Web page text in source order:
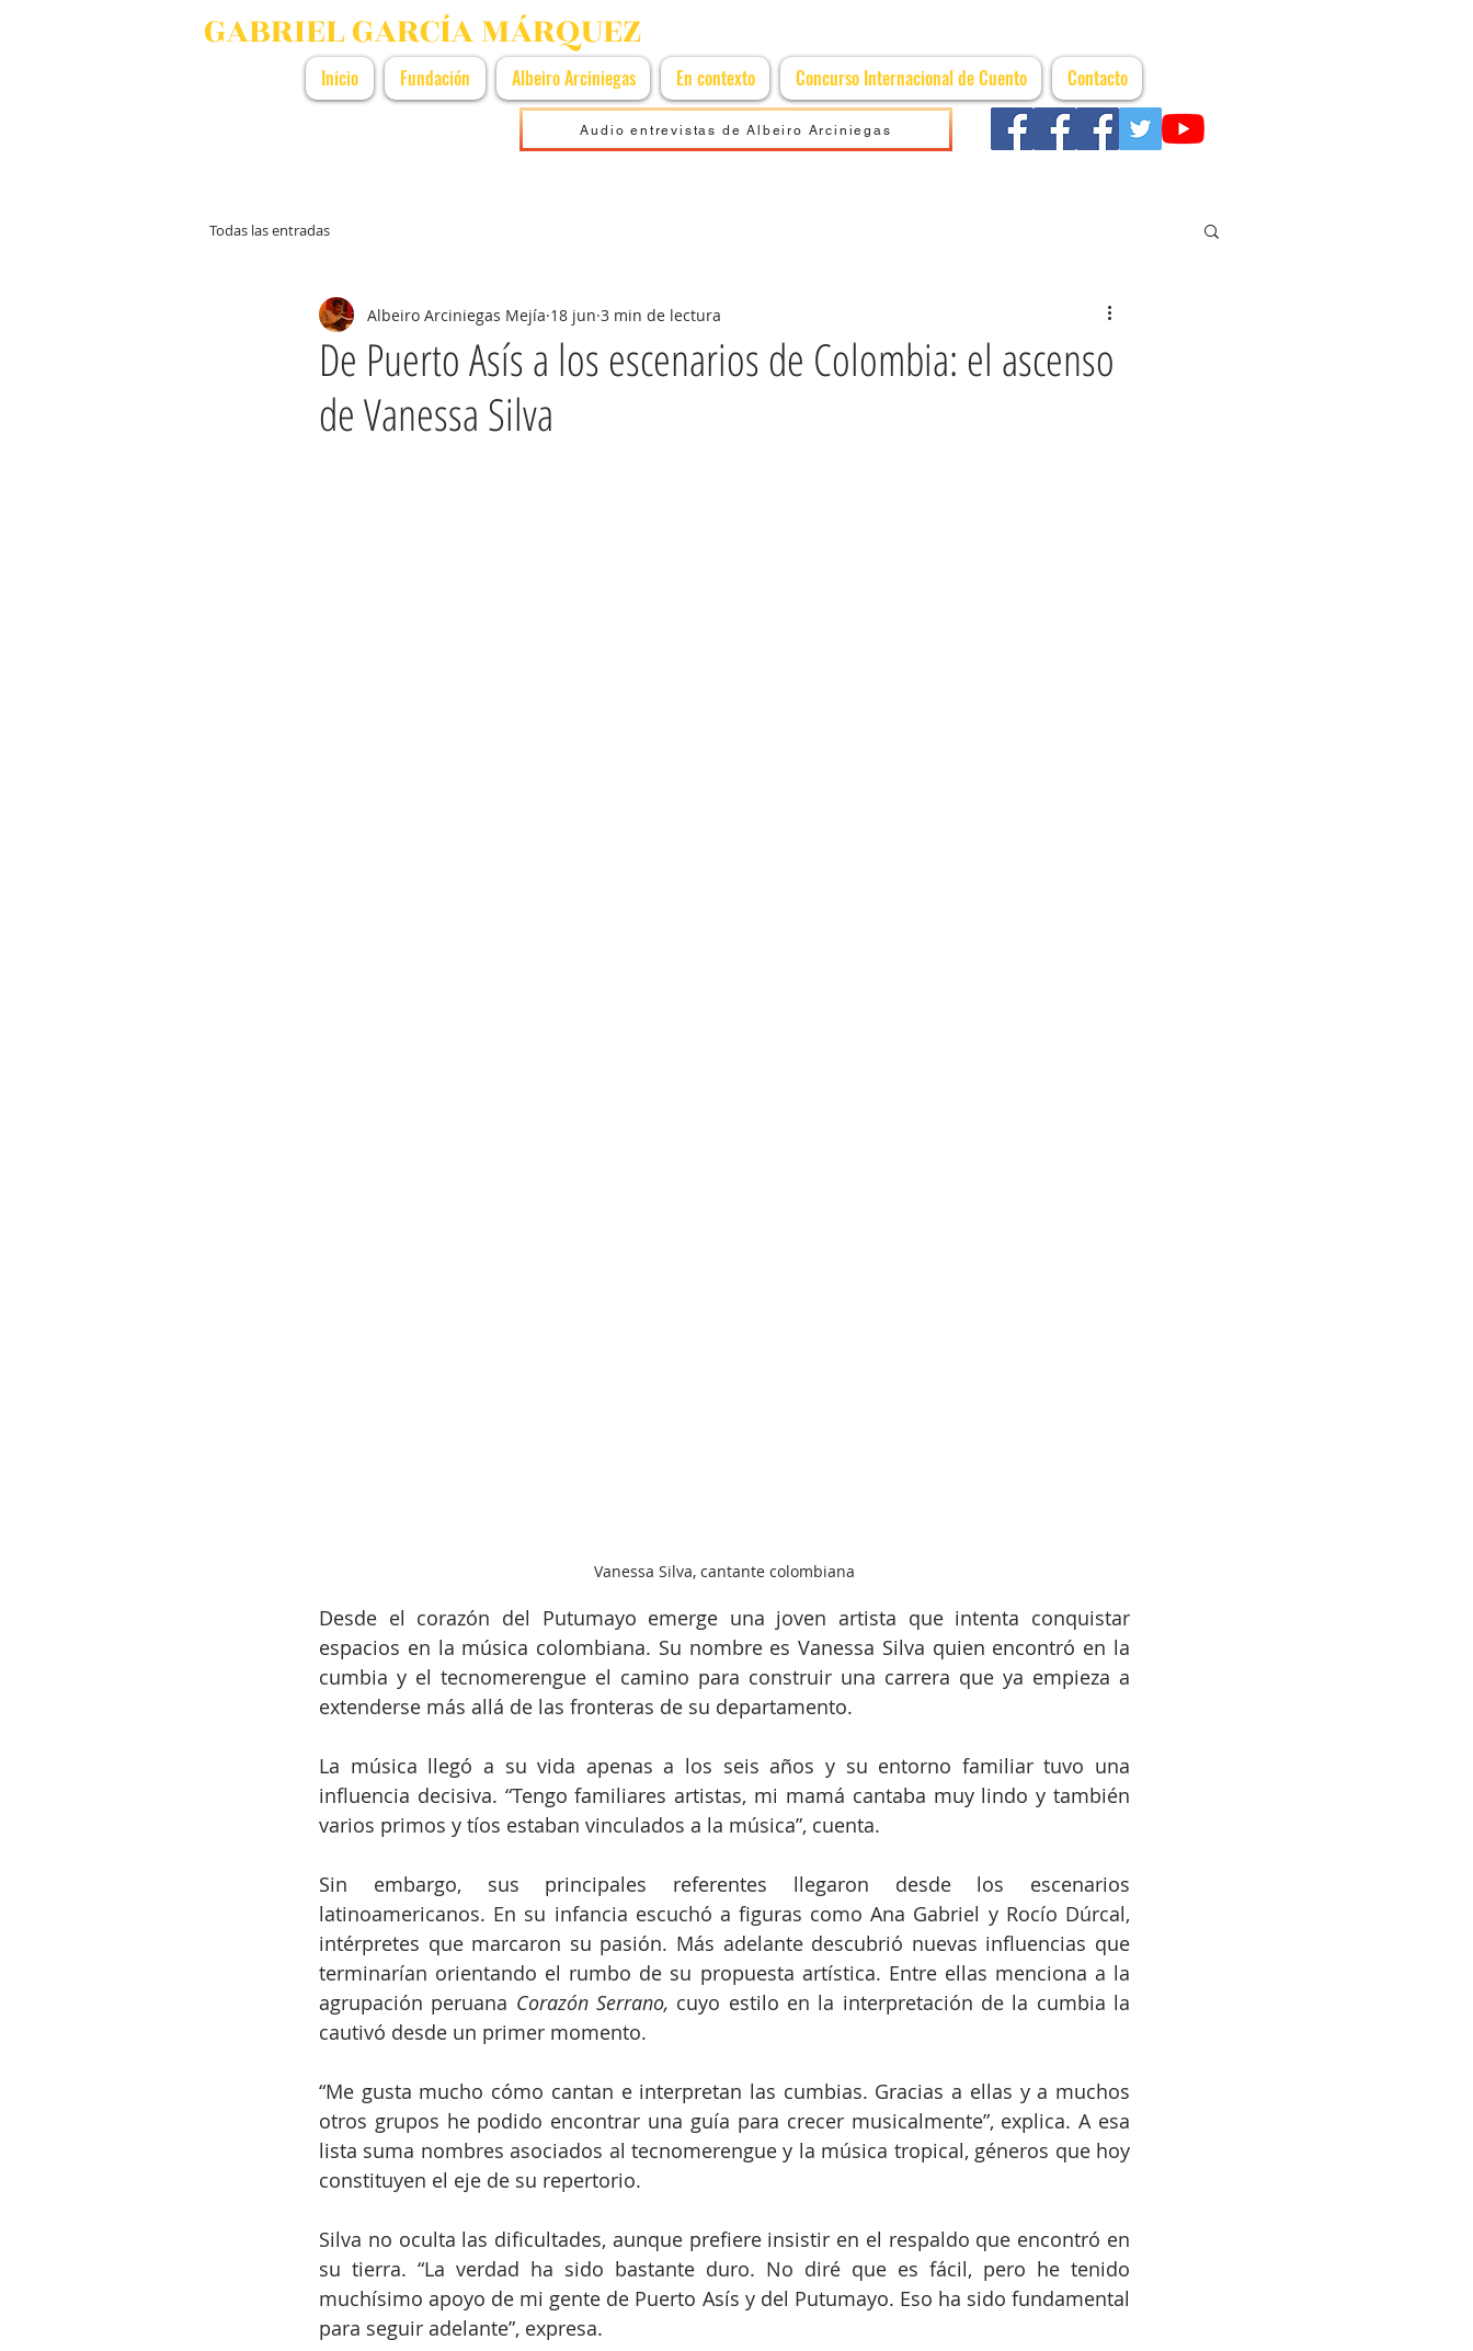
GABRIEL GARCÍA MÁRQUEZ
Inicio Fundación Albeiro Arciniegas En contexto Concurso Internacional de Cuento Contacto
Audio entrevistas de Albeiro Arciniegas
Todas las entradas
De Puerto Asís a los escenarios de Colombia: el ascenso
de Vanessa Silva
Albeiro Arciniegas Mejía 18 jun 3 min de lectura
Vanessa Silva, cantante colombiana
Desde el corazón del Putumayo emerge una joven artista que intenta conquistar
espacios en la música colombiana. Su nombre es Vanessa Silva quien encontró en la
cumbia y el tecnomerengue el camino para construir una carrera que ya empieza a
extenderse más allá de las fronteras de su departamento.
La música llegó a su vida apenas a los seis años y su entorno familiar tuvo una
influencia decisiva. “Tengo familiares artistas, mi mamá cantaba muy lindo y también
varios primos y tíos estaban vinculados a la música”, cuenta.
Sin embargo, sus principales referentes llegaron desde los escenarios
latinoamericanos. En su infancia escuchó a figuras como Ana Gabriel y Rocío Dúrcal,
intérpretes que marcaron su pasión. Más adelante descubrió nuevas influencias que
terminarían orientando el rumbo de su propuesta artística. Entre ellas menciona a la
agrupación peruana Corazón Serrano, cuyo estilo en la interpretación de la cumbia la
cautivó desde un primer momento.
“Me gusta mucho cómo cantan e interpretan las cumbias. Gracias a ellas y a muchos
otros grupos he podido encontrar una guía para crecer musicalmente”, explica. A esa
lista suma nombres asociados al tecnomerengue y la música tropical, géneros que hoy
constituyen el eje de su repertorio.
Silva no oculta las dificultades, aunque prefiere insistir en el respaldo que encontró en
su tierra. “La verdad ha sido bastante duro. No diré que es fácil, pero he tenido
muchísimo apoyo de mi gente de Puerto Asís y del Putumayo. Eso ha sido fundamental
para seguir adelante”, expresa.